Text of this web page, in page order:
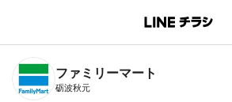
B
n
T
ファミリーマート
砺波秋元